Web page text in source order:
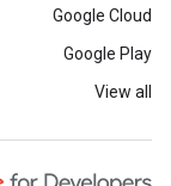
Google Cloud
Google Play
View all